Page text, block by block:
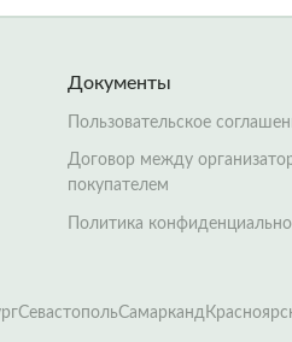
Документы
Пользовательское
Договор между
покупателем
Политика
СевастопольСамарканд